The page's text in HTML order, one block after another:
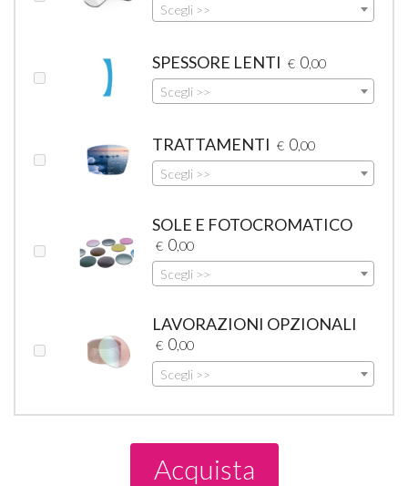
Scegli >>
SPESSORE LENTI € 0,00
Scegli >>
TRATTAMENTI € 0,00
Scegli >>
SOLE E FOTOCROMATICO
€ 0,00
Scegli >>
LAVORAZIONI OPZIONALI
€ 0,00
Scegli >>
Acquista